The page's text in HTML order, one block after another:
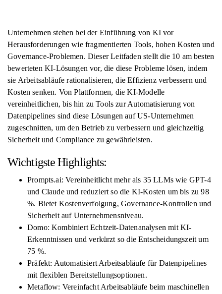
Unternehmen stehen bei der Einführung von KI vor
Herausforderungen wie fragmentierten Tools, hohen Kosten und
Governance-Problemen. Dieser Leitfaden stellt die 10 am besten
bewerteten KI-Lösungen vor, die diese Probleme lösen, indem
sie Arbeitsabläufe rationalisieren, die Effizienz verbessern und
Kosten senken. Von Plattformen, die KI-Modelle
vereinheitlichen, bis hin zu Tools zur Automatisierung von
Datenpipelines sind diese Lösungen auf US-Unternehmen
zugeschnitten, um den Betrieb zu verbessern und gleichzeitig
Sicherheit und Compliance zu gewährleisten.
Wichtigste Highlights:
Prompts.ai: Vereinheitlicht mehr als 35 LLMs wie GPT-4
und Claude und reduziert so die KI-Kosten um bis zu 98
%. Bietet Kostenverfolgung, Governance-Kontrollen und
Sicherheit auf Unternehmensniveau.
Domo: Kombiniert Echtzeit-Datenanalysen mit KI-
Erkenntnissen und verkürzt so die Entscheidungszeit um
75 %.
Präfekt: Automatisiert Arbeitsabläufe für Datenpipelines
mit flexiblen Bereitstellungsoptionen.
Metaflow: Vereinfacht Arbeitsabläufe beim maschinellen